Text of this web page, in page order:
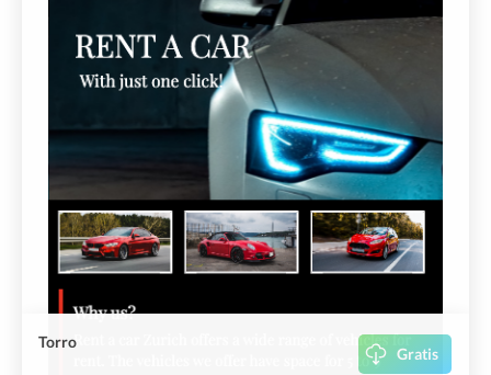
Torro
Gratis